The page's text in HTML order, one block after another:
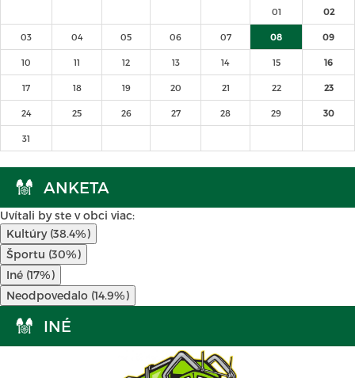
01 02
03 04 05 06 07 08 09
10 11 12 13 14 15 16
17 18 19 20 21 22 23
24 25 26 27 28 29 30
31
ANKETA
Uvítali by ste v obci viac:
Kultúry (38.4%)
Športu (30%)
Iné (17%)
Neodpovedalo (14.9%)
INÉ